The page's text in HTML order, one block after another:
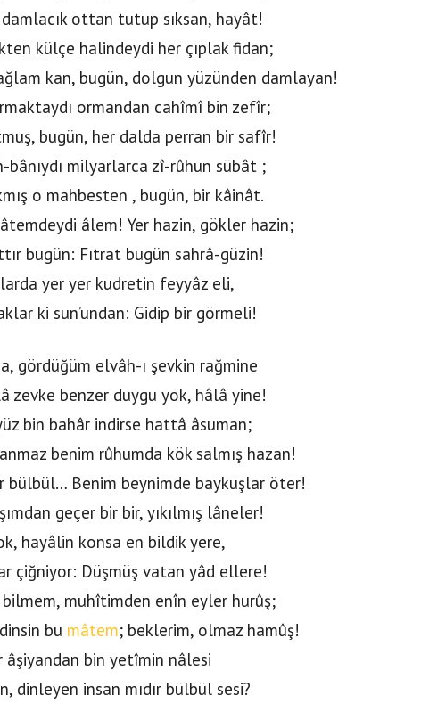
damlacık ottan tutup sıksan, hayât!
külçe halindeydi her çıplak fidan;
kan, bugün, dolgun yüzünden damlayan!
ormandan cahîmî bin zefîr;
bugün, her dalda perran bir safîr!
bânıydı milyarlarca zî-rûhun sübât ;
o mahbesten , bugün, bir kâinât.
âlem! Yer hazin, gökler hazin;
bugün: Fıtrat bugün sahrâ-güzin!
yer yer kudretin feyyâz eli,
ki sun’undan: Gidip bir görmeli!
gördüğüm elvâh-ı şevkin rağmine
zevke benzer duygu yok, hâlâ yine!
bin bahâr indirse hattâ âsuman;
benim rûhumda kök salmış hazan!
bülbül… Benim beynimde baykuşlar öter!
geçer bir bir, yıkılmış lâneler!
hayâlin konsa en bildik yere,
çiğniyor: Düşmüş vatan yâd ellere!
bilmem, muhîtimden enîn eyler hurûş;
bu mâtem; beklerim, olmaz hamûş!
âşiyandan bin yetîmin nâlesi
dinleyen insan mıdır bülbül sesi?